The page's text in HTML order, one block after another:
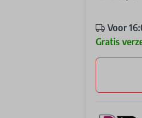
Voor
Gratis